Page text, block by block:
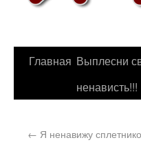
Главная Выплесни
ненависть!!!
← Я ненавижу